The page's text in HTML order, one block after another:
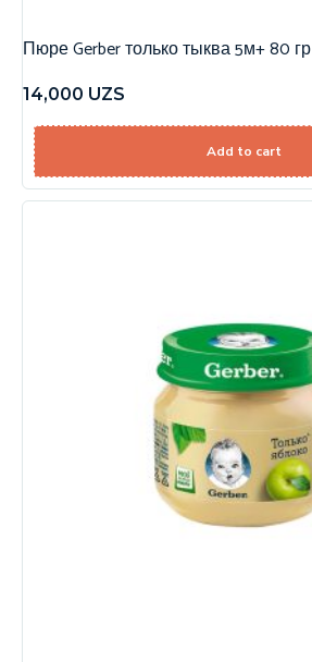
Пюре Gerber только тыква 5м+ 80 гр
14,000 UZS
Add to cart